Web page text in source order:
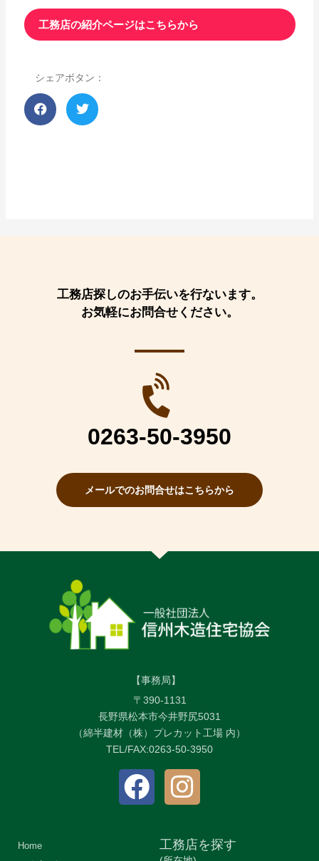
工務店の紹介ページはこちらから
シェアボタン：
工務店探しのお手伝いを行ないます。
お気軽にお問合せください。
0263-50-3950
メールでのお問合せはこちらから
【事務局】
〒390-1131
長野県松本市今井野尻5031
（綿半建材（株）プレカット工場 内）
TEL/FAX:0263-50-3950
Home
工務店を探す